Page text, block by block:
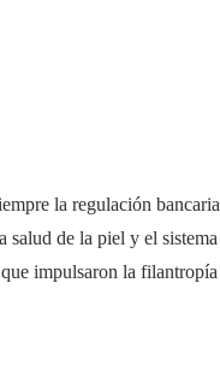
la regulación bancaria
salud de la piel y el
impulsaron la